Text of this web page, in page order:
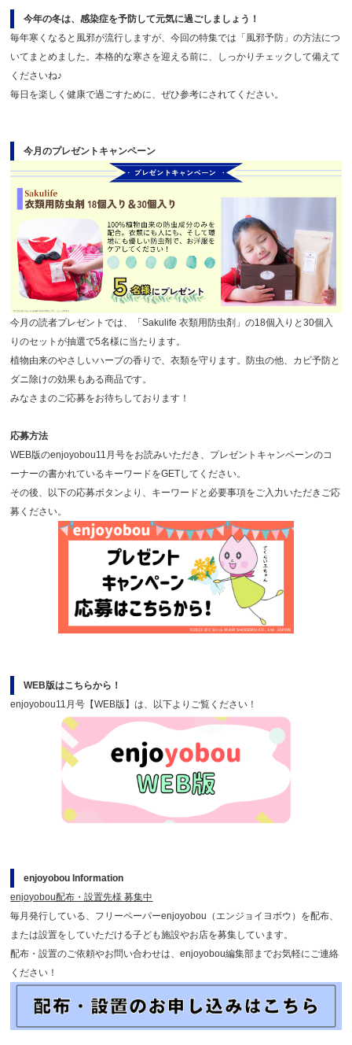
今年の冬は、感染症を予防して元気に過ごしましょう！
毎年寒くなると風邪が流行しますが、今回の特集では「風邪予防」の方法につ
いてまとめました。本格的な寒さを迎える前に、しっかりチェックして備えて
くださいね♪
毎日を楽しく健康で過ごすために、ぜひ参考にされてください。
今月のプレゼントキャンペーン
今月の読者プレゼントでは、「Sakulife 衣類用防虫剤」の18個入りと30個入
りのセットが抽選で5名様に当たります。
植物由来のやさしいハーブの香りで、衣類を守ります。防虫の他、カビ予防と
ダニ除けの効果もある商品です。
みなさまのご応募をお待ちしております！
応募方法
WEB版のenjoyobou11月号をお読みいただき、プレゼントキャンペーンのコ
ーナーの書かれているキーワードをGETしてください。
その後、以下の応募ボタンより、キーワードと必要事項をご入力いただきご応
募ください。
WEB版はこちらから！
enjoyobou11月号【WEB版】は、以下よりご覧ください！
enjoyobou Information
enjoyobou配布・設置先様 募集中
毎月発行している、フリーペーパーenjoyobou（エンジョイヨボウ）を配布、
または設置をしていただける子ども施設やお店を募集しています。
配布・設置のご依頼やお問い合わせは、enjoyobou編集部までお気軽にご連絡
ください！